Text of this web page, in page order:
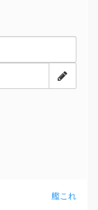
艦これ